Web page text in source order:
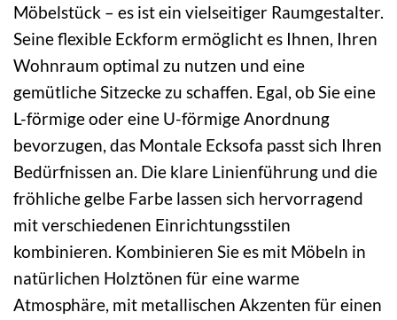
Möbelstück – es ist ein vielseitiger Raumgestalter.
Seine flexible Eckform ermöglicht es Ihnen, Ihren
Wohnraum optimal zu nutzen und eine
gemütliche Sitzecke zu schaffen. Egal, ob Sie eine
L-förmige oder eine U-förmige Anordnung
bevorzugen, das Montale Ecksofa passt sich Ihren
Bedürfnissen an. Die klare Linienführung und die
fröhliche gelbe Farbe lassen sich hervorragend
mit verschiedenen Einrichtungsstilen
kombinieren. Kombinieren Sie es mit Möbeln in
natürlichen Holztönen für eine warme
Atmosphäre, mit metallischen Akzenten für einen